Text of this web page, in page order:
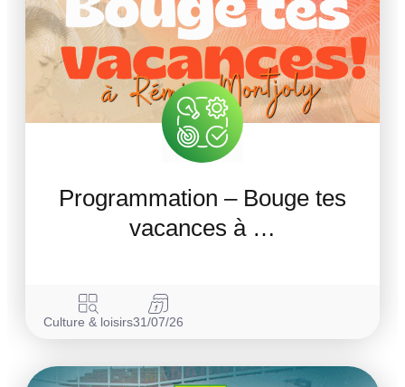
Programmation – Bouge tes
vacances à …
Culture & loisirs31/07/26